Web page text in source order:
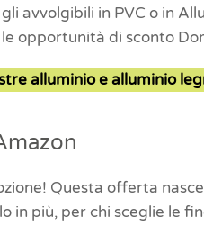
avvolgibili in PVC o in
opportunità di sconto
alluminio e alluminio
Questa offerta
in più, per chi sceglie le